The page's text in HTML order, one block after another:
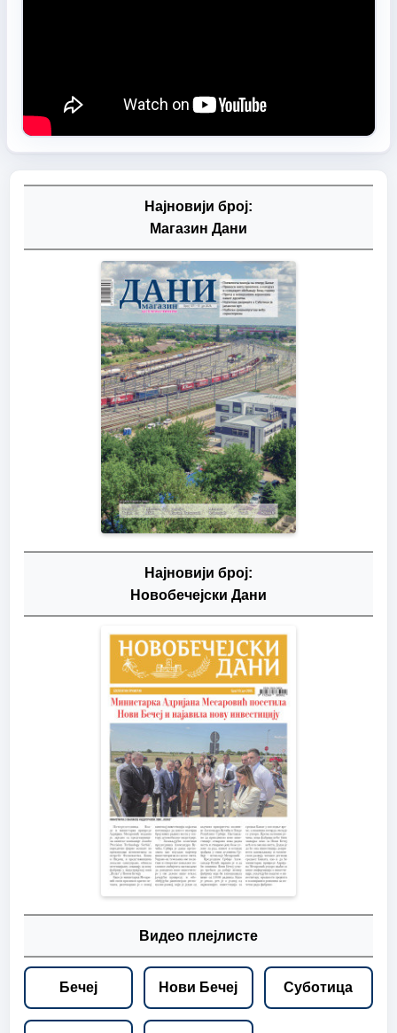
Најновији број:
Магазин Дани
Најновији број:
Новобечејски Дани
Видео плејлисте
Бечеј Нови Бечеј Суботица